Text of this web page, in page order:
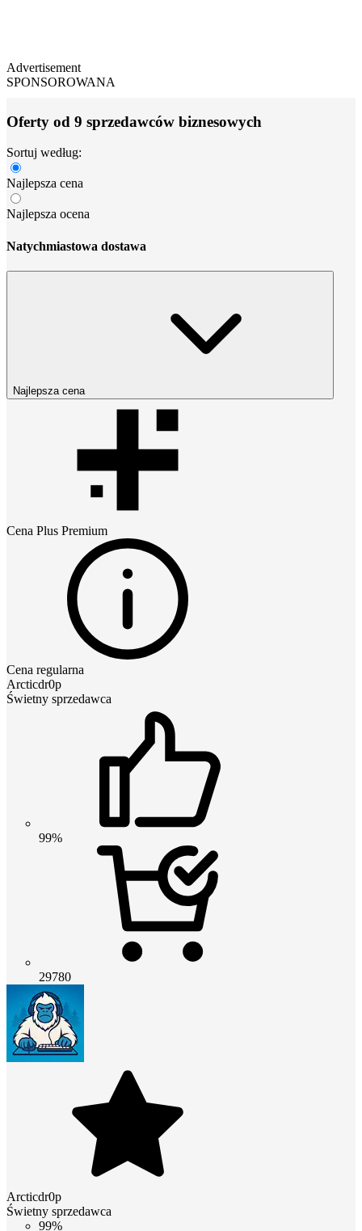
Advertisement
SPONSOROWANA
Oferty od 9 sprzedawców biznesowych
Sortuj według:
Najlepsza cena
Najlepsza ocena
Natychmiastowa dostawa
Najlepsza cena
Cena Plus Premium
Cena regularna
Arcticdr0p
Świetny sprzedawca
99%
29780
Arcticdr0p
Świetny sprzedawca
99%